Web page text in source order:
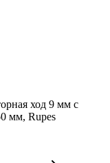
ход 9 мм с
мм, Rupes